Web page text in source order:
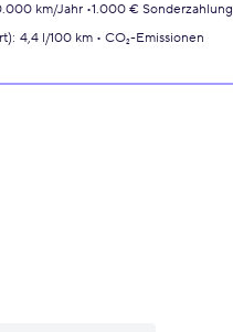
km/Jahr 1.000 € Sonderzahlung
: 4,4 l/100 km
CO₂-Emissionen